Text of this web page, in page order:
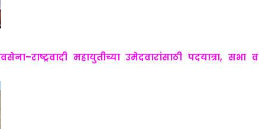
महायुतीच्या उमेदवारांसाठी पदयात्रा, सभा व